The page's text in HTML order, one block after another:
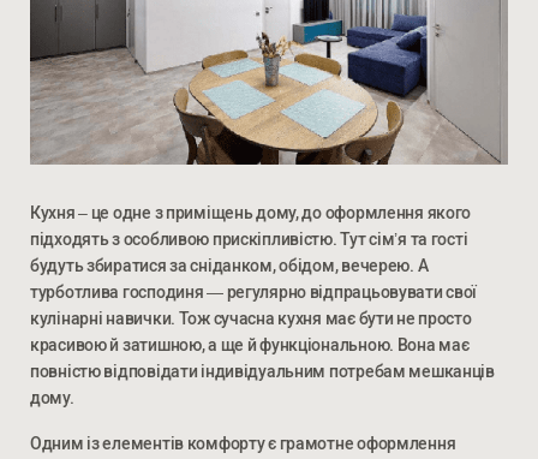
Кухня – це одне з приміщень дому, до оформлення якого
підходять з особливою прискіпливістю. Тут сім’я та гості
будуть збиратися за сніданком, обідом, вечерею. А
турботлива господиня — регулярно відпрацьовувати свої
кулінарні навички. Тож сучасна кухня має бути не просто
красивою й затишною, а ще й функціональною. Вона має
повністю відповідати індивідуальним потребам мешканців
дому.
Одним із елементів комфорту є грамотне оформлення